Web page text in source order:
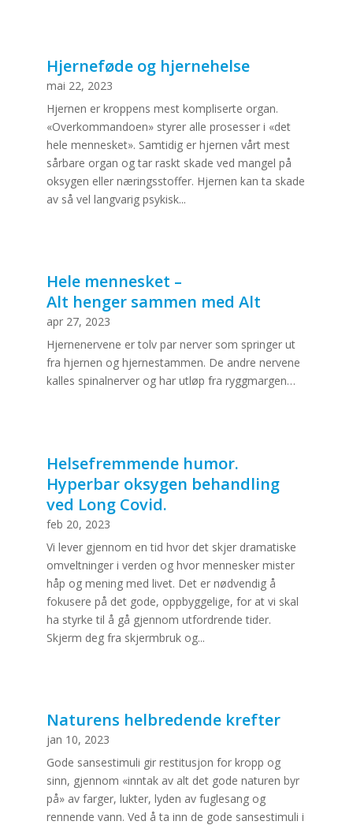
Hjerneføde og hjernehelse
mai 22, 2023
Hjernen er kroppens mest kompliserte organ.
«Overkommandoen» styrer alle prosesser i «det
hele mennesket». Samtidig er hjernen vårt mest
sårbare organ og tar raskt skade ved mangel på
oksygen eller næringsstoffer. Hjernen kan ta skade
av så vel langvarig psykisk...
Hele mennesket –
Alt henger sammen med Alt
apr 27, 2023
Hjernenervene er tolv par nerver som springer ut
fra hjernen og hjernestammen. De andre nervene
kalles spinalnerver og har utløp fra ryggmargen…
Helsefremmende humor.
Hyperbar oksygen behandling
ved Long Covid.
feb 20, 2023
Vi lever gjennom en tid hvor det skjer dramatiske
omveltninger i verden og hvor mennesker mister
håp og mening med livet. Det er nødvendig å
fokusere på det gode, oppbyggelige, for at vi skal
ha styrke til å gå gjennom utfordrende tider.
Skjerm deg fra skjermbruk og...
Naturens helbredende krefter
jan 10, 2023
Gode sansestimuli gir restitusjon for kropp og
sinn, gjennom «inntak av alt det gode naturen byr
på» av farger, lukter, lyden av fuglesang og
rennende vann. Ved å ta inn de gode sansestimuli i